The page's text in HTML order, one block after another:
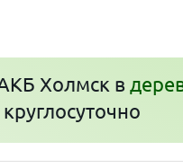
АКБ Холмск в
круглосуточно